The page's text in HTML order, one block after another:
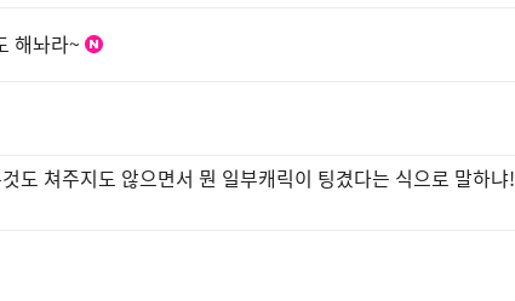
해놔라~
도 쳐주지도 않으면서 뭔 일부캐릭이 팅겼다는 식으로 말하냐!